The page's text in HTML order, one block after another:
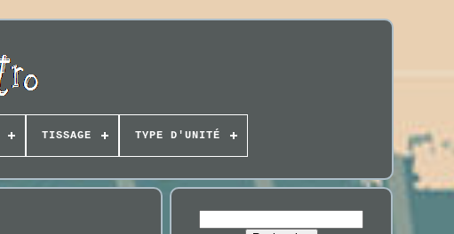
TISSAGE TYPE D'UNITÉ